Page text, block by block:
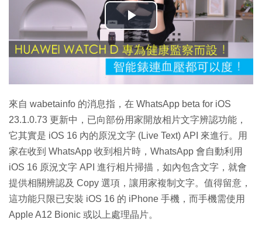
播
放
影
片
來自 wabetainfo 的消息指，在 WhatsApp beta for iOS
23.1.0.73 更新中，已向部份用家開放相片文字辨認功能，
它其實是 iOS 16 內的原況文字 (Live Text) API 來進行。用
家在收到 WhatsApp 收到相片時，WhatsApp 會自動利用
iOS 16 原況文字 API 進行相片掃描，如內包含文字，就會
提供相關辨認及 Copy 選項，讓用家複制文字。值得留意，
這功能只限已安裝 iOS 16 的 iPhone 手機，而手機需使用
Apple A12 Bionic 或以上處理晶片。